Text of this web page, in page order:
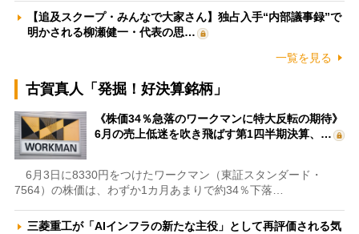
【追及スクープ・みんなで大家さん】独占入手“内部議事録”で
明かされる柳瀬健一・代表の思…
一覧を見る
古賀真人「発掘！好決算銘柄」
《株価34％急落のワークマンに特大反転の期待》
6月の売上低迷を吹き飛ばす第1四半期決算、…
6月3日に8330円をつけたワークマン（東証スタンダード・
7564）の株価は、わずか1カ月あまりで約34％下落…
三菱重工が「AIインフラの新たな主役」として再評価される気